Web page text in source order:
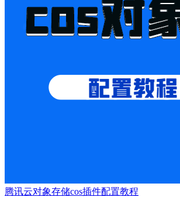
腾讯云对象存储cos插件配置教程